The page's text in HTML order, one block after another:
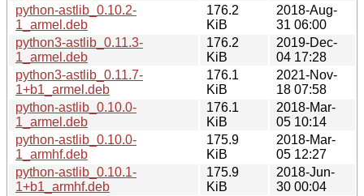
python-astlib_0.10.2-
1_armel.deb
176.2
KiB
2018-Aug-
31 06:00
python3-astlib_0.11.3-
1_armel.deb
176.2
KiB
2019-Dec-
04 17:28
python3-astlib_0.11.7-
1+b1_armel.deb
176.1
KiB
2021-Nov-
18 07:58
python-astlib_0.10.0-
1_armel.deb
176.1
KiB
2018-Mar-
05 10:14
python-astlib_0.10.0-
1_armhf.deb
175.9
KiB
2018-Mar-
05 12:27
python-astlib_0.10.1-
1+b1_armhf.deb
175.9
KiB
2018-Jun-
30 00:04